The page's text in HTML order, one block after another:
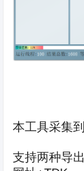
本工具采集
支持两种导